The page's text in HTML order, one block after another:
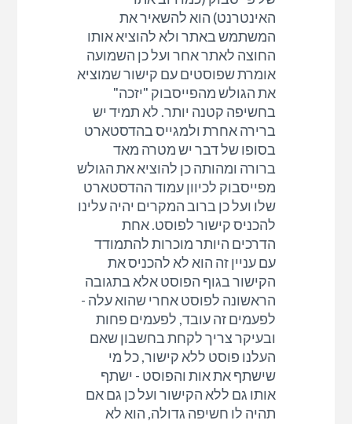
האינטרנט) הוא להשאיר את
המשתמש באתר ולא להוציא אותו
החוצה לאתר אחר ועל כן השמועה
אומרת שפוסטים עם קישור שמוציא
את הגולש מהפייסבוק "יזכה"
בחשיפה קטנה יותר. לא תמיד יש
ברירה אחרת ולמגייס בהדסטארט
בסופו של דבר יש מטרה מאד
ברורה ומהותה כן להוציא את הגולש
מפייסבוק לכיוון עמוד ההדסטארט
שלו ועל כן ברוב המקרים יהיה עלינו
להכניס קישור לפוסט. אחת
הדרכים היותר מוכרות להתמודד
עם עניין זה הוא לא להכניס את
הקישור בגוף הפוסט אלא בתגובה
הראשונה לפוסט אחרי שהוא עלה -
לפעמים זה עובד, לפעמים פחות
ובעיקר צריך לקחת בחשבון שאם
העלנו פוסט ללא קישור, כל מי
שישתף את אות והפוסט - ישתף
אותו גם ללא הקישור ועל כן גם אם
תהיה לו חשיפה גדולה, הוא לא